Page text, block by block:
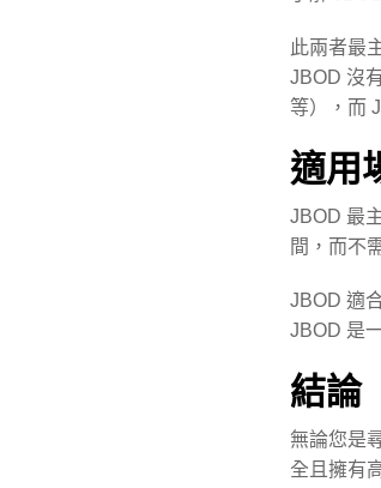
此兩者最
JBOD 沒
等），而
適用
JBOD 最
間，而不
JBOD 適
JBOD 是
結論
無論您是
全且擁有